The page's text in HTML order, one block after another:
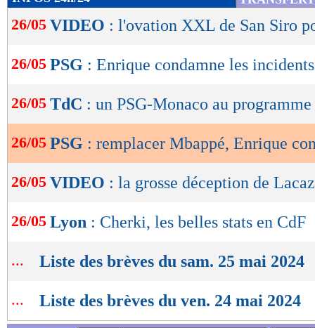
de
lecture
OK
26/05 VIDEO : l'ovation XXL de San Siro
26/05 PSG : Enrique condamne les incidents
26/05 TdC : un PSG-Monaco au programme
26/05 PSG : remplacer Mbappé, Enrique
26/05 VIDEO : la grosse déception de
26/05 Lyon : Cherki, les belles stats en CdF
... Liste des brèves du sam. 25 mai 2024
... Liste des brèves du ven. 24 mai 2024